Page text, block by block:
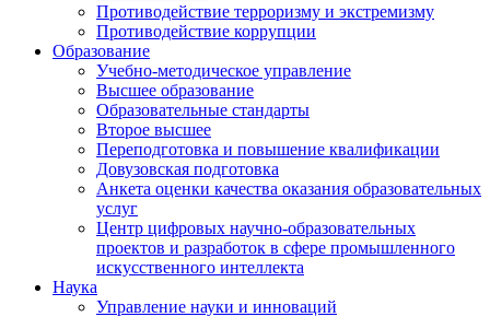
Противодействие терроризму и экстремизму
Противодействие коррупции
Образование
Учебно-методическое управление
Высшее образование
Образовательные стандарты
Второе высшее
Переподготовка и повышение квалификации
Довузовская подготовка
Анкета оценки качества оказания образовательных
услуг
Центр цифровых научно-образовательных
проектов и разработок в сфере промышленного
искусственного интеллекта
Наука
Управление науки и инноваций